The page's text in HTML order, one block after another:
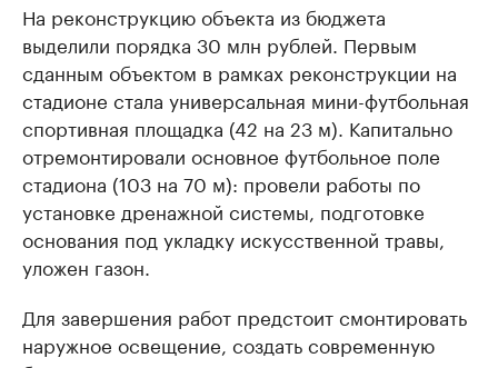
На реконструкцию объекта из бюджета
выделили порядка 30 млн рублей. Первым
сданным объектом в рамках реконструкции на
стадионе стала универсальная мини-футбольная
спортивная площадка (42 на 23 м). Капитально
отремонтировали основное футбольное поле
стадиона (103 на 70 м): провели работы по
установке дренажной системы, подготовке
основания под укладку искусственной травы,
уложен газон.
Для завершения работ предстоит смонтировать
наружное освещение, создать современную